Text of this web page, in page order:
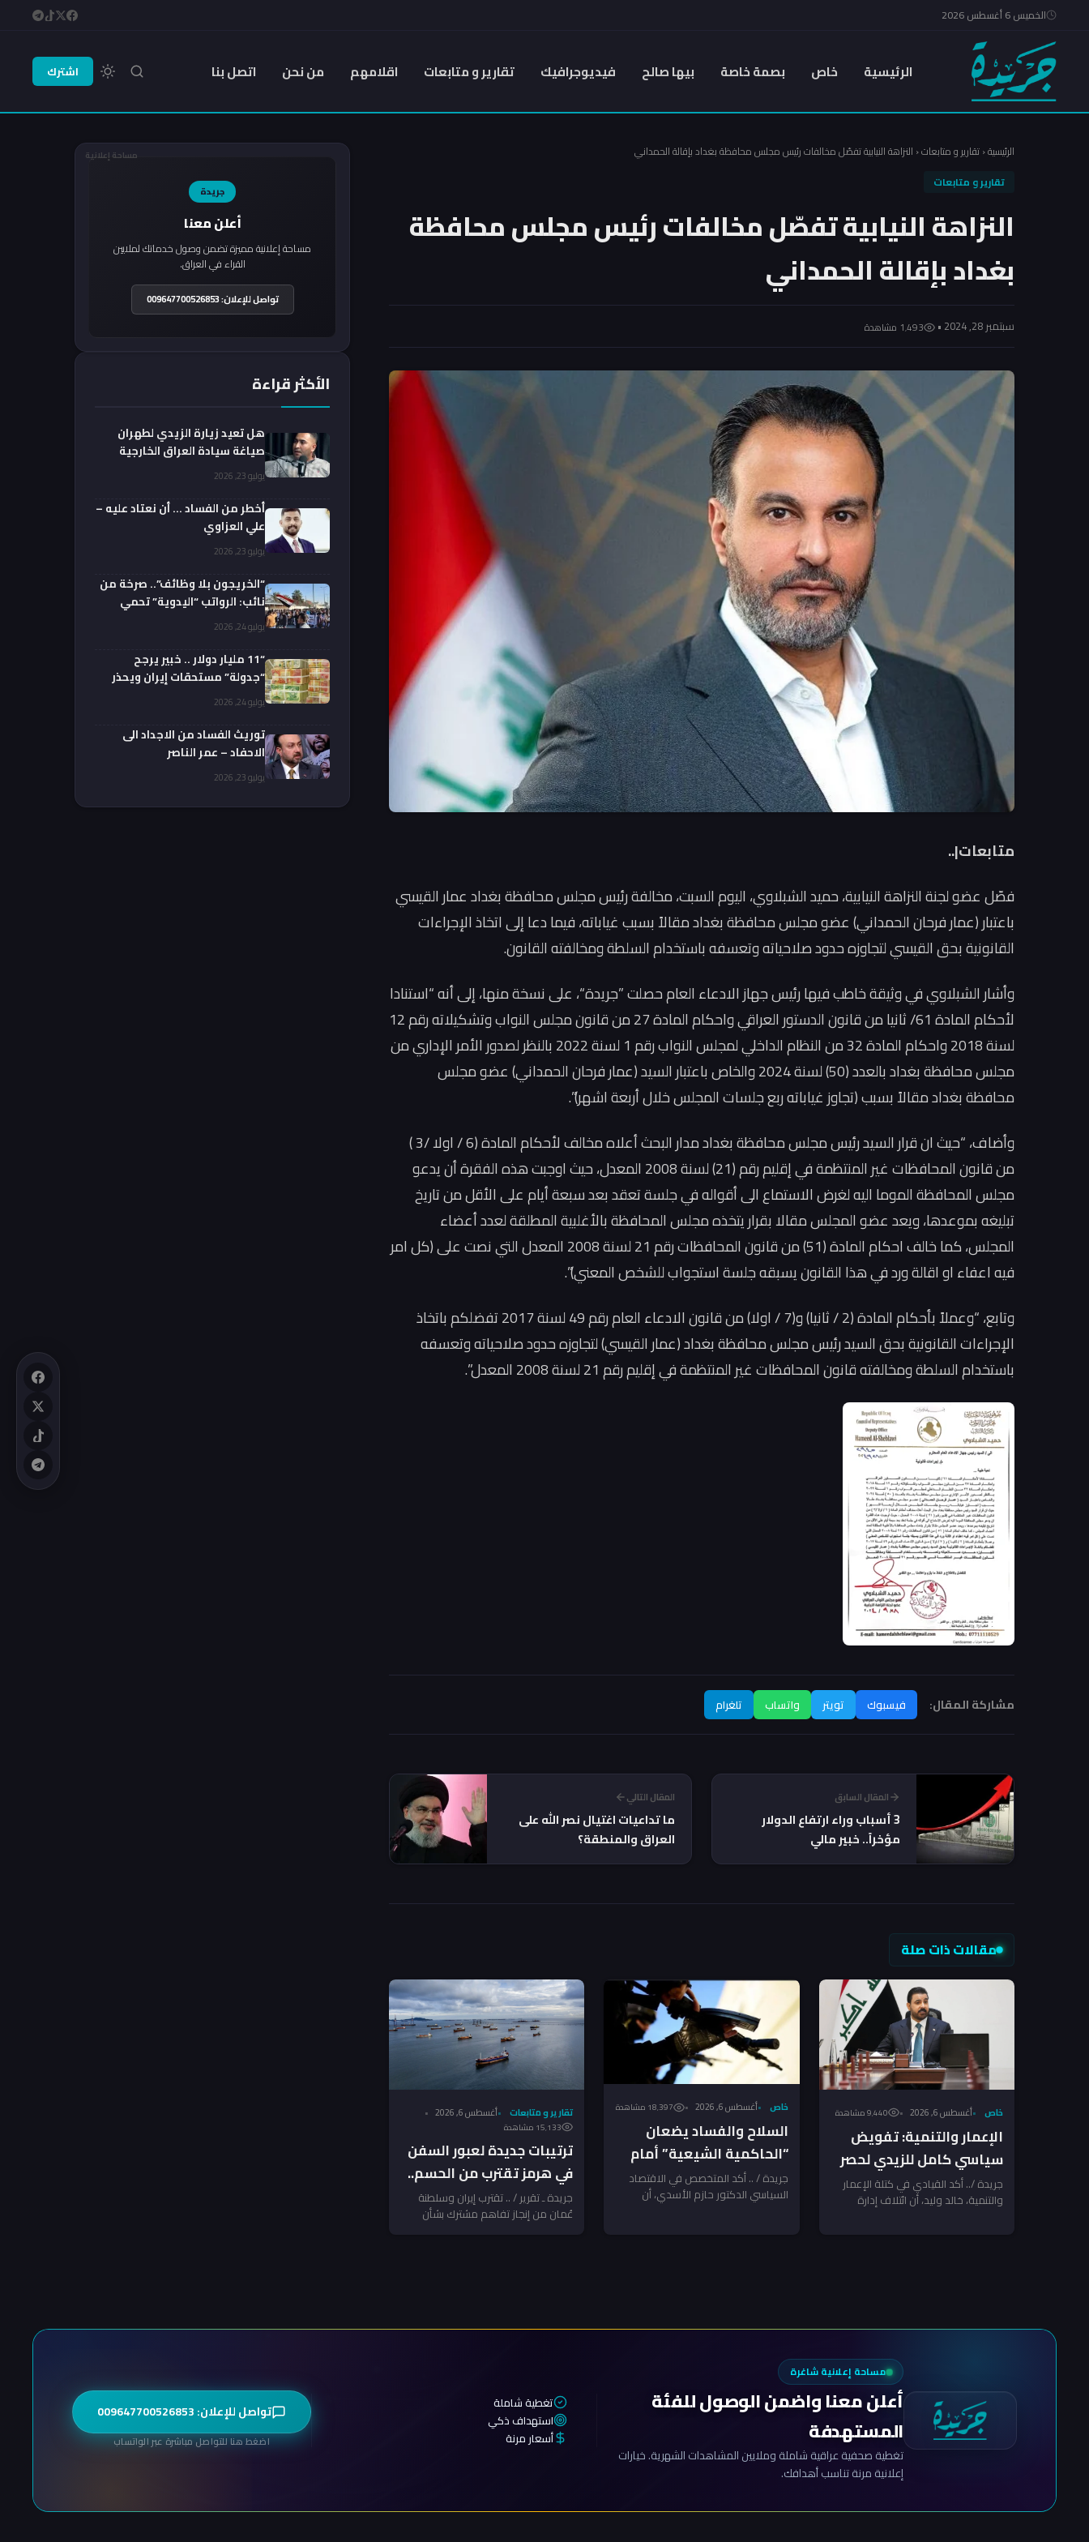
الخميس 6 أغسطس 2026
الرئيسية خاص بصمة خاصة بيها صالح فيديوجرافيك تقارير و متابعات اقلامهم من نحن اتصل بنا اشترك
الرئيسية‹تقارير و متابعات‹ النزاهة النيابية تفصّل مخالفات رئيس مجلس محافظة بغداد بإقالة الحمداني
تقارير و متابعات
النزاهة النيابية تفصّل مخالفات رئيس مجلس محافظة
بغداد بإقالة الحمداني
سبتمبر 28, 2024 • 1٬493 مشاهدة
متابعات|..
فصّل عضو لجنة النزاهة النيابية، حميد الشبلاوي، اليوم السبت، مخالفة رئيس مجلس محافظة بغداد عمار القيسي
باعتبار (عمار فرحان الحمداني) عضو مجلس محافظة بغداد مقالاً بسبب غياباته، فيما دعا إلى اتخاذ الإجراءات
القانونية بحق القيسي لتجاوزه حدود صلاحياته وتعسفه باستخدام السلطة ومخالفته القانون.
وأشار الشبلاوي في وثيقة خاطب فيها رئيس جهاز الادعاء العام حصلت ”جريدة“، على نسخة منها، إلى أنه “استنادا
لأحكام المادة 61/ ثانيا من قانون الدستور العراقي واحكام المادة 27 من قانون مجلس النواب وتشكيلاته رقم 12
لسنة 2018 واحكام المادة 32 من النظام الداخلي لمجلس النواب رقم 1 لسنة 2022 بالنظر لصدور الأمر الإداري من
مجلس محافظة بغداد بالعدد (50) لسنة 2024 والخاص باعتبار السيد (عمار فرحان الحمداني) عضو مجلس
محافظة بغداد مقالاً بسبب (تجاوز غياباته ربع جلسات المجلس خلال أربعة اشهر)”.
وأضاف، “حيث ان قرار السيد رئيس مجلس محافظة بغداد مدار البحث أعلاه مخالف لأحكام المادة (6 / اولا /3 )
من قانون المحافظات غير المنتظمة في إقليم رقم (21) لسنة 2008 المعدل، حيث اوجبت هذه الفقرة أن يدعو
مجلس المحافظة الموما اليه لغرض الاستماع الى أقواله في جلسة تعقد بعد سبعة أيام على الأقل من تاريخ
تبليغه بموعدها، ويعد عضو المجلس مقالا بقرار يتخذه مجلس المحافظة بالأغلبية المطلقة لعدد أعضاء
المجلس، كما خالف احكام المادة (51) من قانون المحافظات رقم 21 لسنة 2008 المعدل التي نصت على (كل امر
فيه اعفاء او اقالة ورد في هذا القانون يسبقه جلسة استجواب للشخص المعني)”.
وتابع، “وعملاً بأحكام المادة (2 / ثانيا) و(7 / اولا) من قانون الادعاء العام رقم 49 لسنة 2017 تفضلكم باتخاذ
الإجراءات القانونية بحق السيد رئيس مجلس محافظة بغداد (عمار القيسي) لتجاوزه حدود صلاحياته وتعسفه
باستخدام السلطة ومخالفته قانون المحافظات غير المنتظمة في إقليم رقم 21 لسنة 2008 المعدل”.
مشاركة المقال: فيسبوك تويتر واتساب تلغرام
المقال السابق
3 أسباب وراء ارتفاع الدولار
مؤخراً.. خبير مالي
المقال التالي
ما تداعيات اغتيال نصر الله على
العراق والمنطقة؟
مقالات ذات صلة
خاص أغسطس 6, 2026 9٬440 مشاهدة
الإعمار والتنمية: تفويض
سياسي كامل للزيدي لحصر
السلاح بعد أيلول.. ومكافحة
الإرهاب تنتظر المخالفين!
جريدة /.. أكد القيادي في كتلة الإعمار
والتنمية، خالد وليد، أن ائتلاف إدارة
خاص أغسطس 6, 2026 18٬397 مشاهدة
السلاح والفساد يضعان
“الحاكمية الشيعية” أمام
فرصتها الأخيرة ـ تحليل
الاسدي
جريدة / .. أكد المتخصص في الاقتصاد
السياسي الدكتور حازم الأسدي، أن
تقارير و متابعات أغسطس 6, 2026
15٬133 مشاهدة
ترتيبات جديدة لعبور السفن
في هرمز تقترب من الحسم..
وإيران تربط التنفيذ بقرار
جديد والتزام أميركي
جريدة ـ تقرير / .. تقترب إيران وسلطنة
عُمان من إنجاز تفاهم مشترك بشأن
مساحة إعلانية
جريدة
أعلن معنا
مساحة إعلانية مميزة تضمن وصول خدماتك لملايين
القراء في العراق.
تواصل للإعلان: 009647700526853
الأكثر قراءة
هل تعيد زيارة الزيدي لطهران
صياغة سيادة العراق الخارجية
فعليا؟.. باحث يوضحيوليو 23, 2026
أخطر من الفساد … أن نعتاد عليه –
علي العزاوي
يوليو 23, 2026
“الخريجون بلا وظائف”.. صرخة من
نائب: الرواتب “اليدوية” تحمي
الفضائيين!يوليو 24, 2026
“11 مليار دولار .. خبير يرجح
“جدولة” مستحقات إيران ويحذر
من السداد الفورييوليو 24, 2026
توريث الفساد من الاجداد الى
الاحفاد – عمر الناصر
يوليو 23, 2026
مساحة إعلانية شاغرة
أعلن معنا واضمن الوصول للفئة
المستهدفة
تغطية صحفية عراقية شاملة وملايين المشاهدات الشهرية. خيارات
إعلانية مرنة تناسب أهدافك.
تغطية شاملة
استهداف ذكي
أسعار مرنة
تواصل للإعلان: 009647700526853
اضغط هنا للتواصل مباشرة عبر الواتساب